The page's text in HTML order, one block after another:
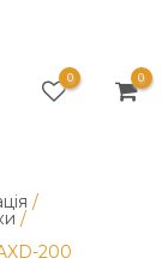
0 0
/
/
200